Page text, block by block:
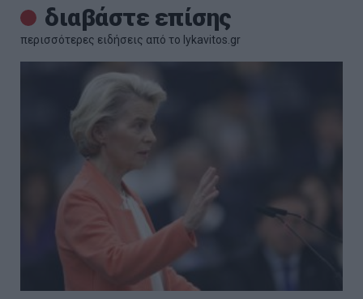
διαβάστε επίσης
περισσότερες ειδήσεις από το lykavitos.gr